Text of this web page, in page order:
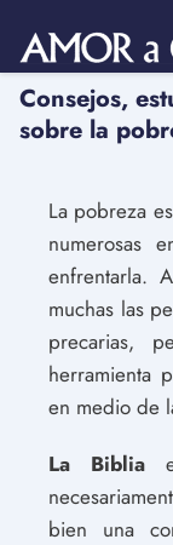
Consejos,
sobre la
La pobreza
numerosas
enfrentarla.
muchas las
precarias,
herramienta
en medio de
La Biblia
bien una